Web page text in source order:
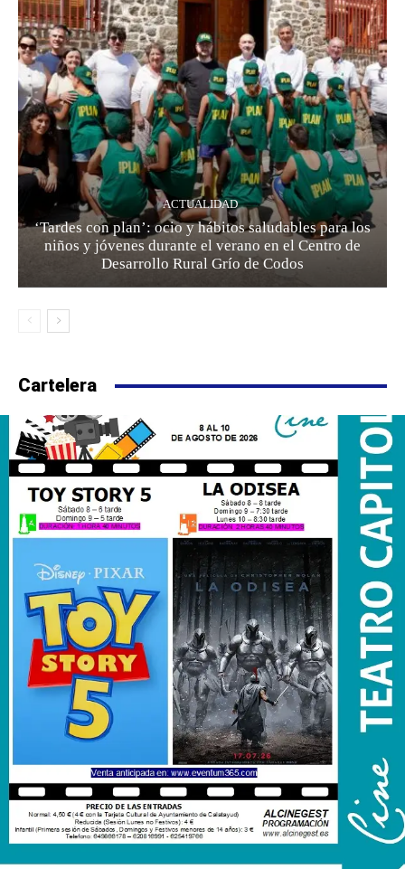
ACTUALIDAD
‘Tardes con plan’: ocio y hábitos saludables para los
niños y jóvenes durante el verano en el Centro de
Desarrollo Rural Grío de Codos
Cartelera